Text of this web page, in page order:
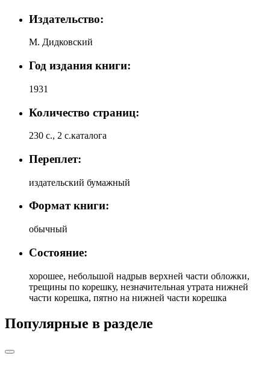
Издательство:
М. Дидковский
Год издания книги:
1931
Количество страниц:
230 с., 2 с.каталога
Переплет:
издательский бумажный
Формат книги:
обычный
Состояние:
хорошее, небольшой надрыв верхней части обложки,
трещины по корешку, незначительная утрата нижней
части корешка, пятно на нижней части корешка
Популярные в разделе